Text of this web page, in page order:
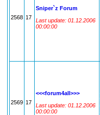
2568 17
Sniper`z Forum
Last update: 01.12.2006
00:00:00
2569 17
<<<forum4all>>>
Last update: 01.12.2006
00:00:00